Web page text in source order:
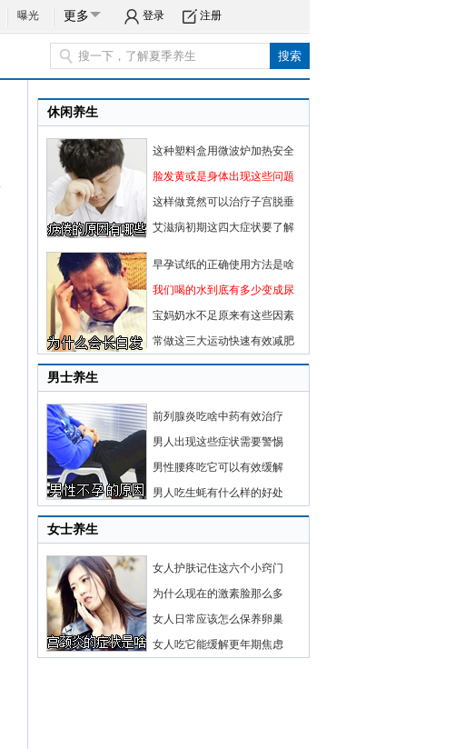
曝光 更多 登录 注册
休闲养生
这种塑料盒用微波炉加热安全
脸发黄或是身体出现这些问题
这样做竟然可以治疗子宫脱垂
艾滋病初期这四大症状要了解
早孕试纸的正确使用方法是啥
我们喝的水到底有多少变成尿
宝妈奶水不足原来有这些因素
常做这三大运动快速有效减肥
男士养生
前列腺炎吃啥中药有效治疗
男人出现这些症状需要警惕
男性腰疼吃它可以有效缓解
男人吃生蚝有什么样的好处
女士养生
女人护肤记住这六个小窍门
为什么现在的激素脸那么多
女人日常应该怎么保养卵巢
女人吃它能缓解更年期焦虑